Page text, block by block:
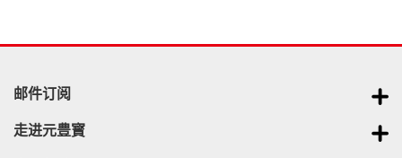
邮件订阅
走进元豊寳